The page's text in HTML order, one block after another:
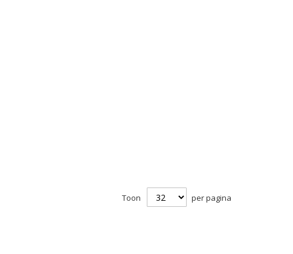
Toon per pagina